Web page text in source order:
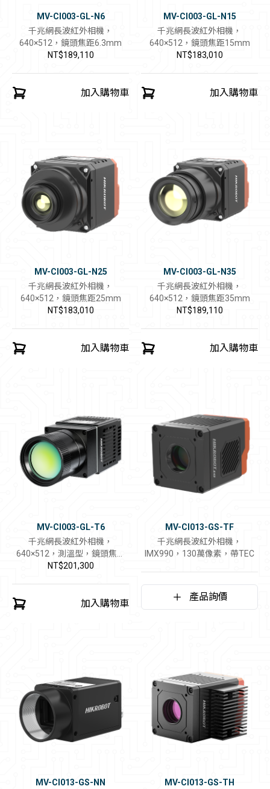
MV-CI003-GL-N6
千兆網長波紅外相機，
640×512，鏡頭焦距6.3mm
NT$189,110
加入購物車
MV-CI003-GL-N15
千兆網長波紅外相機，
640×512，鏡頭焦距15mm
NT$183,010
加入購物車
MV-CI003-GL-N25
千兆網長波紅外相機，
640×512，鏡頭焦距25mm
NT$183,010
加入購物車
MV-CI003-GL-N35
千兆網長波紅外相機，
640×512，鏡頭焦距35mm
NT$189,110
加入購物車
MV-CI003-GL-T6
千兆網長波紅外相機，
640×512，測溫型，鏡頭焦距
6.3mm
NT$201,300
加入購物車
MV-CI013-GS-TF
千兆網長波紅外相機，
IMX990，130萬像素，帶TEC
產品詢價
MV-CI013-GS-NN
MV-CI013-GS-TH